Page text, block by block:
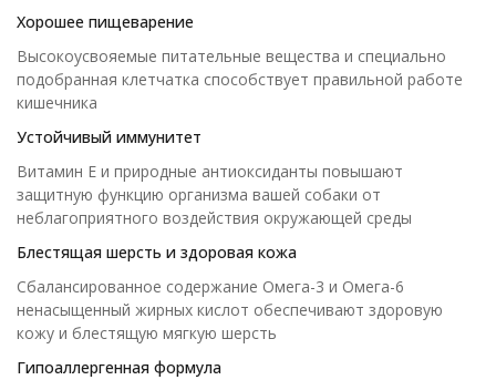
Хорошее пищеварение
Высокоусвояемые питательные вещества и специально
подобранная клетчатка способствует правильной работе
кишечника
Устойчивый иммунитет
Витамин Е и природные антиоксиданты повышают
защитную функцию организма вашей собаки от
неблагоприятного воздействия окружающей среды
Блестящая шерсть и здоровая кожа
Сбалансированное содержание Омега-3 и Омега-6
ненасыщенный жирных кислот обеспечивают здоровую
кожу и блестящую мягкую шерсть
Гипоаллергенная формула